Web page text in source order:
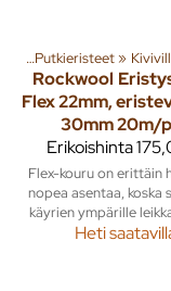
‪» Putkieristeet‪»
Rockwool
Flex 22mm,
30mm 20m/
Erikoishinta
Flex-kouru on erittäin
nopea asentaa, koska
käyrien ympärille
Heti
ja tuotteita‪» Rakenna